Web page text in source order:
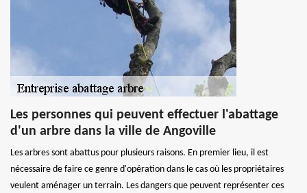
Les personnes qui peuvent effectuer l'abattage
d'un arbre dans la ville de Angoville
Les arbres sont abattus pour plusieurs raisons. En premier lieu, il est
nécessaire de faire ce genre d'opération dans le cas où les propriétaires
veulent aménager un terrain. Les dangers que peuvent représenter ces